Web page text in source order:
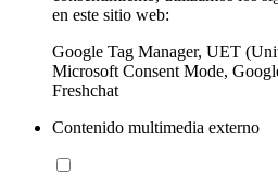
en este sitio web:
Google Tag Manager, UET
Microsoft Consent Mode,
Freshchat
Contenido multimedia externo